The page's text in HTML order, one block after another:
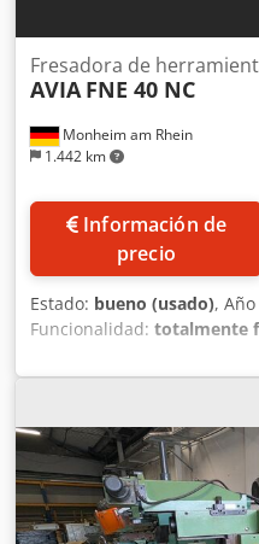
Monheim am Rhein
1.442 km
Fresadora de
AVIA FNE 40 NC
Información de
precio
Estado: bueno (usado),
Funcionalidad: totalmente
Recorrido eje x: 620 mm
eje y: 420 mm Recorrido
TNC 410M Superficie de la
Portaherramientas: ISO 40
infinitamente variable: 50 -
kW Requisito total de
aprox.: 2,1 t Dimensiones
* Control CNC HEIDENHAIN